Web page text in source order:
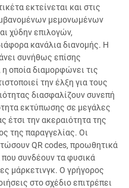
εκτείνεται και στις
μεμονωμένων
χύδην επιλογών,
κανάλια διανομής. Η
συνήθως επίσης
οποία διαμορφώνει τις
την έλξη για τους
διασφαλίζουν συνεπή
εκτύπωσης σε μεγάλες
έτσι την ακεραιότητα της
της παραγγελίας. Οι
QR codes, προωθητικά
που συνδέουν τα φυσικά
μάρκετινγκ. Ο γρήγορος
στο σχέδιο επιτρέπει